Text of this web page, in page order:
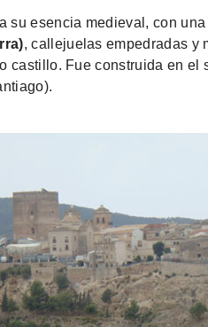
su esencia medieval, con
, callejuelas empedradas y
castillo. Fue construida en el